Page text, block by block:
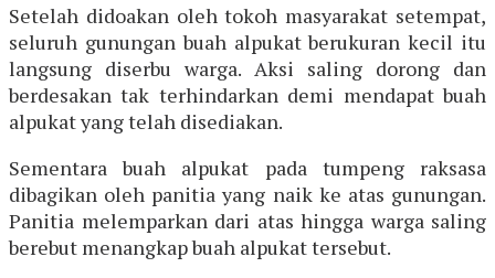
Setelah didoakan oleh tokoh masyarakat setempat,
seluruh gunungan buah alpukat berukuran kecil itu
langsung diserbu warga. Aksi saling dorong dan
berdesakan tak terhindarkan demi mendapat buah
alpukat yang telah disediakan.
Sementara buah alpukat pada tumpeng raksasa
dibagikan oleh panitia yang naik ke atas gunungan.
Panitia melemparkan dari atas hingga warga saling
berebut menangkap buah alpukat tersebut.